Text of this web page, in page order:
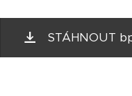
STÁHNOUT